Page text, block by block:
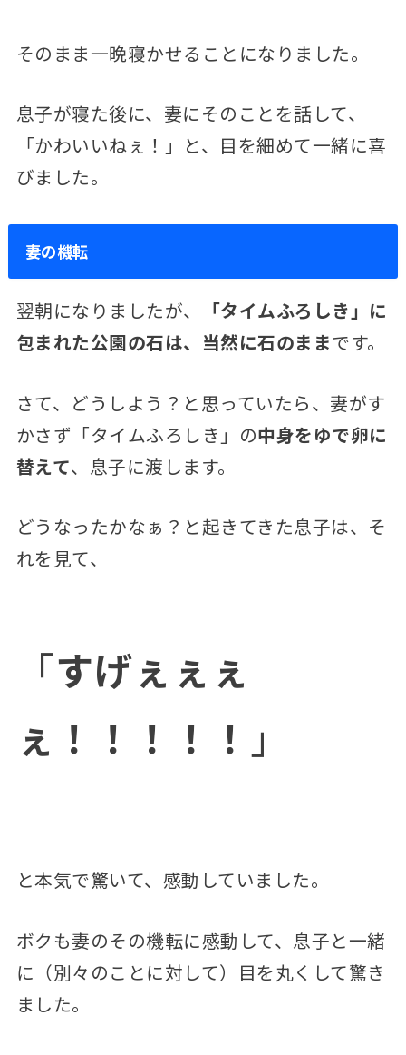
そのまま一晩寝かせることになりました。
息子が寝た後に、妻にそのことを話して、
「かわいいねぇ！」と、目を細めて一緒に喜
びました。
妻の機転
翌朝になりましたが、
「タイムふろしき」に
包まれた公園の石は、当然に石のままです。
さて、どうしよう？と思っていたら、妻がす
かさず「タイムふろしき」の中身をゆで卵に
替えて、息子に渡します。
どうなったかなぁ？と起きてきた息子は、そ
れを見て、
「すげぇぇぇ
ぇ！！！！！ 」
と本気で驚いて、感動していました。
ボクも妻のその機転に感動して、息子と一緒
に（別々のことに対して）目を丸くして驚き
ました。